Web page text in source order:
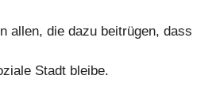
allen, die dazu beitrügen, dass
Stadt bleibe.